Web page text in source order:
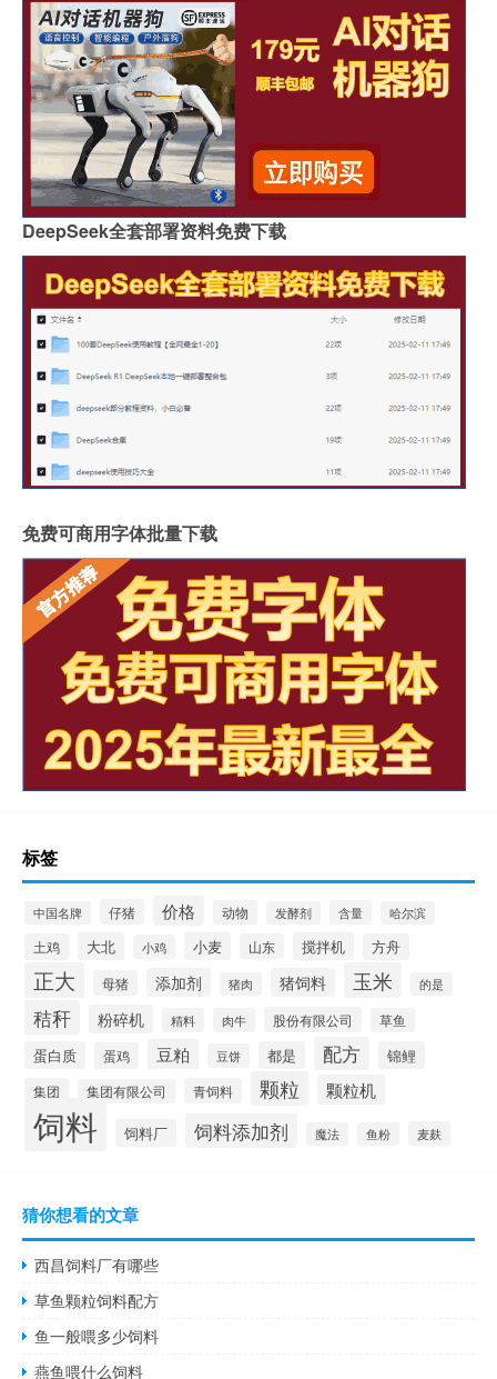
DeepSeek全套部署资料免费下载
免费可商用字体批量下载
标签
中国名牌 仔猪 价格 动物 发酵剂 含量 哈尔滨
土鸡 大北 小鸡 小麦 山东 搅拌机 方舟
正大 母猪 添加剂 猪肉 猪饲料 玉米 的是
秸秆 粉碎机 精料 肉牛 股份有限公司 草鱼
蛋白质 蛋鸡 豆粕 豆饼 都是 配方 锦鲤
集团 集团有限公司 青饲料 颗粒 颗粒机
饲料 饲料厂 饲料添加剂 魔法 鱼粉 麦麸
猜你想看的文章
西昌饲料厂有哪些
草鱼颗粒饲料配方
鱼一般喂多少饲料
燕鱼喂什么饲料